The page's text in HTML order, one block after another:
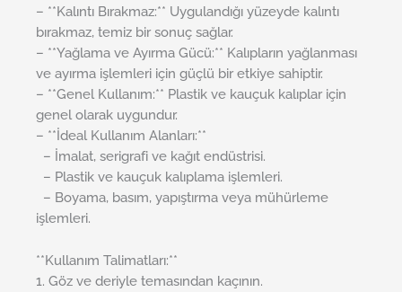
– **Kalıntı Bırakmaz:** Uygulandığı yüzeyde kalıntı
bırakmaz, temiz bir sonuç sağlar.
– **Yağlama ve Ayırma Gücü:** Kalıpların yağlanması
ve ayırma işlemleri için güçlü bir etkiye sahiptir.
– **Genel Kullanım:** Plastik ve kauçuk kalıplar için
genel olarak uygundur.
– **İdeal Kullanım Alanları:**
– İmalat, serigrafi ve kağıt endüstrisi.
– Plastik ve kauçuk kalıplama işlemleri.
– Boyama, basım, yapıştırma veya mühürleme
işlemleri.
**Kullanım Talimatları:**
1. Göz ve deriyle temasından kaçının.